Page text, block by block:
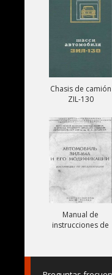
Chasis de camión
ZIL-130
Manual de
instrucciones de